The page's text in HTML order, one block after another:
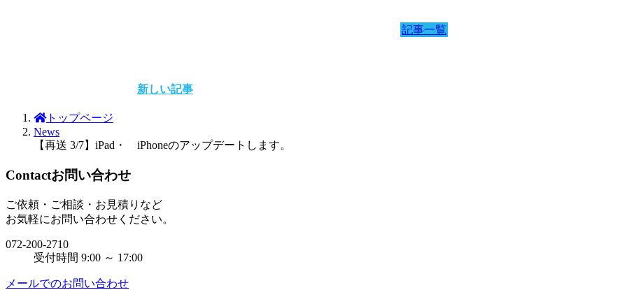
新しい記事
記事一覧
トップページ
News
【再送 3/7】iPad・ iPhoneのアップデートします。
Contactお問い合わせ
ご依頼・ご相談・お見積りなど
お気軽にお問い合わせください。
072-200-2710
受付時間 9:00 ～ 17:00
メールでのお問い合わせ